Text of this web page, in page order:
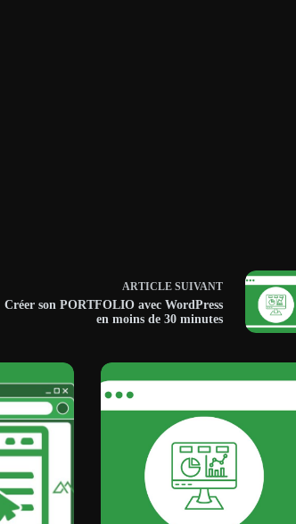
ARTICLESUIVANT
Créer son PORTFOLIO avec WordPress
en moins de 30 minutes